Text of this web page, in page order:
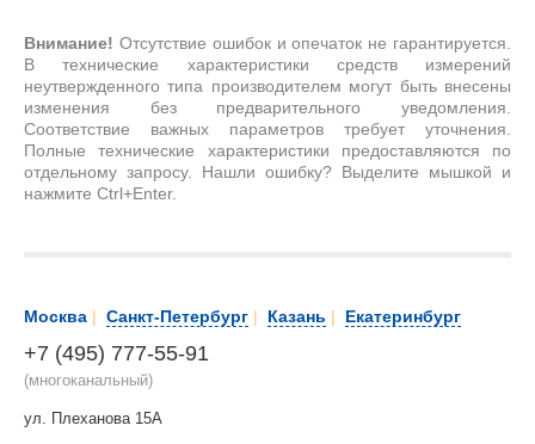
Внимание! Отсутствие ошибок и опечаток не гарантируется.
В технические характеристики средств измерений
неутвержденного типа производителем могут быть внесены
изменения без предварительного уведомления.
Соответствие важных параметров требует уточнения.
Полные технические характеристики предоставляются по
отдельному запросу. Нашли ошибку? Выделите мышкой и
нажмите Ctrl+Enter.
Москва | Санкт-Петербург | Казань | Екатеринбург
+7 (495) 777-55-91
(многоканальный)
ул. Плеханова 15А